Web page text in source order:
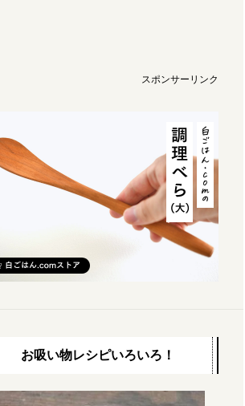
スポンサーリンク
お吸い物レシピいろいろ！